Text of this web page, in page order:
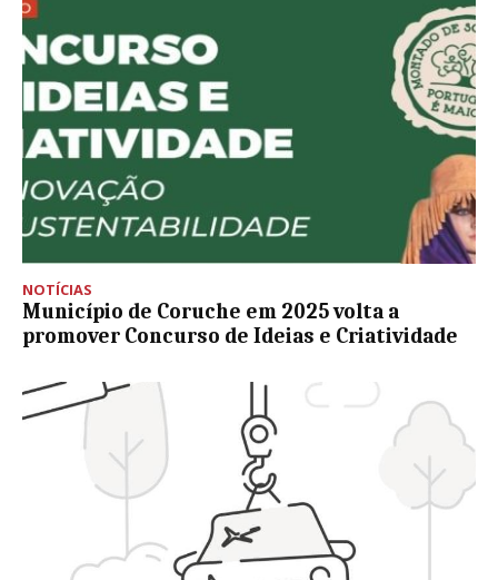
NOTÍCIAS
Município de Coruche em 2025 volta a
promover Concurso de Ideias e Criatividade